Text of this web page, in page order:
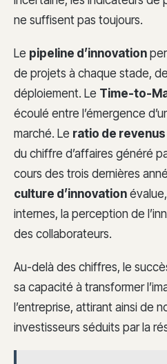
ne suffisent pas toujours.
Le pipeline d’innovation
de projets à chaque stade,
déploiement. Le Time-to-
écoulé entre l’émergence
marché. Le ratio de revenus
du chiffre d’affaires généré
cours des trois dernières
culture d’innovation
internes, la perception de
des collaborateurs.
Au-delà des chiffres, le
sa capacité à transformer
l’entreprise, attirant ainsi de
investisseurs séduits par la